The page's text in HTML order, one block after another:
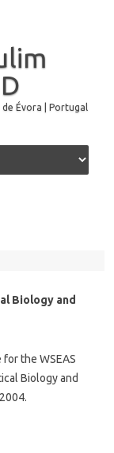
Évora | Portugal
Biology and
the WSEAS
Biology and